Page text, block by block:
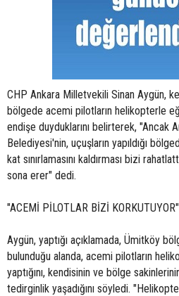
CHP Ankara Milletvekili Sinan Aygün,
bölgede acemi pilotların helikopterle
endişe duyduklarını belirterek, "Ancak
Belediyesi'nin, uçuşların yapıldığı
kat sınırlamasını kaldırması bizi
sona erer" dedi.
"ACEMİ PİLOTLAR BİZİ KORKUTUYOR"
Aygün, yaptığı açıklamada, Ümitköy
bulunduğu alanda, acemi pilotların
yaptığını, kendisinin ve bölge
tedirginlik yaşadığını söyledi.